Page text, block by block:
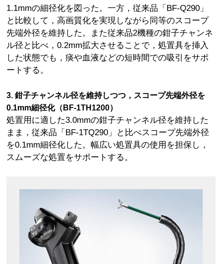
1.1mmの細径化を図った。一方，従来品「BF-Q290」
と比較して，高画質化を実現しながら同等のスコープ
先端外径を維持した。また従来品2機種の鉗子チャンネ
ル径と比べ，0.2mm拡大させることで，処置具を挿入
した状態でも，痰や血液などの短時間での吸引をサポ
ートする。
3. 鉗子チャンネル径を維持しつつ，スコープ先端外径を
0.1mm細径化（BF-1TH1200）
処置用に適した3.0mmの鉗子チャンネル径を維持した
まま，従来品「BF-1TQ290」と比べスコープ先端外径
を0.1mm細径化した。幅広い処置具の使用を担保し，
スムーズな処置をサポートする。